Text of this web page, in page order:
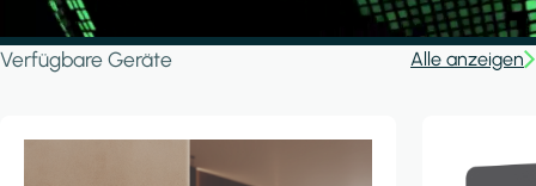
Verfügbare Geräte Alle anzeigen